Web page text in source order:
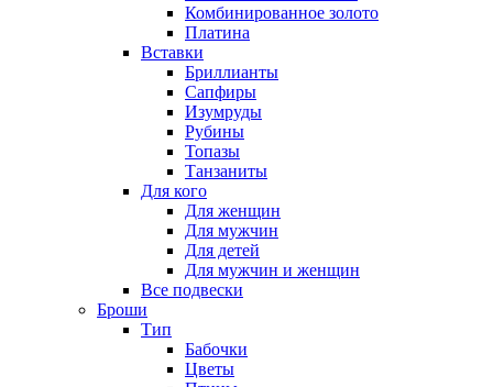
Комбинированное золото
Платина
Вставки
Бриллианты
Сапфиры
Изумруды
Рубины
Топазы
Танзаниты
Для кого
Для женщин
Для мужчин
Для детей
Для мужчин и женщин
Все подвески
Броши
Тип
Бабочки
Цветы